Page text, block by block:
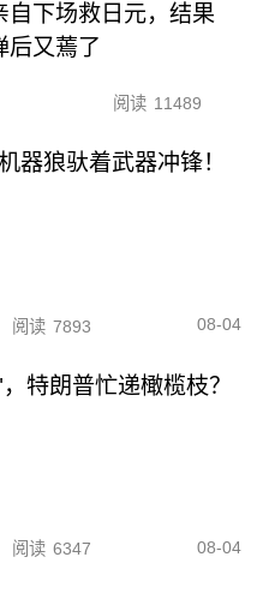
自下场救日元，结果
后又蔫了
阅读 11489
器狼驮着武器冲锋！
阅读 7893 08-04
特朗普忙递橄榄枝？
阅读 6347 08-04